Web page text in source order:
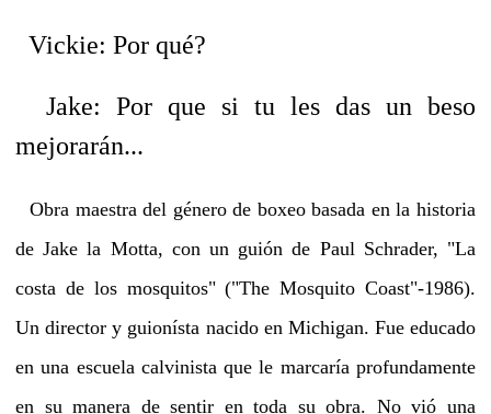
Vickie: Por qué?
Jake: Por que si tu les das un beso
mejorarán...
Obra maestra del género de boxeo basada en la historia
de Jake la Motta, con un guión de Paul Schrader, "La
costa de los mosquitos" ("The Mosquito Coast"-1986).
Un director y guionísta nacido en Michigan. Fue educado
en una escuela calvinista que le marcaría profundamente
en su manera de sentir en toda su obra. No vió una